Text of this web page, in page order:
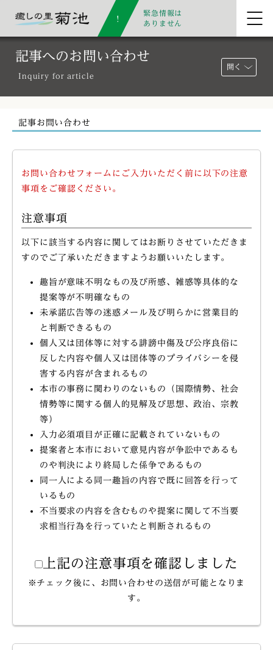
緊急情報は
ありません
記事へのお問い合わせ
Inquiry for article
開く
記事お問い合わせ
お問い合わせフォームにご入力いただく前に以下の注意
事項をご確認ください。
注意事項
以下に該当する内容に関してはお断りさせていただきま
すのでご了承いただきますようお願いいたします。
趣旨が意味不明なもの及び所感、雑感等具体的な
提案等が不明確なもの
未承諾広告等の迷惑メール及び明らかに営業目的
と判断できるもの
個人又は団体等に対する誹謗中傷及び公序良俗に
反した内容や個人又は団体等のプライバシーを侵
害する内容が含まれるもの
本市の事務に関わりのないもの（国際情勢、社会
情勢等に関する個人的見解及び思想、政治、宗教
等）
入力必須項目が正確に記載されていないもの
提案者と本市において意見内容が争訟中であるも
のや判決により終局した係争であるもの
同一人による同一趣旨の内容で既に回答を行って
いるもの
不当要求の内容を含むものや提案に関して不当要
求相当行為を行っていたと判断されるもの
上記の注意事項を確認しました
※チェック後に、お問い合わせの送信が可能となりま
す。